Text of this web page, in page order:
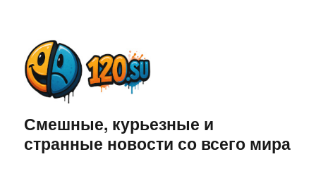
Смешные, курьезные и
странные новости со всего мира